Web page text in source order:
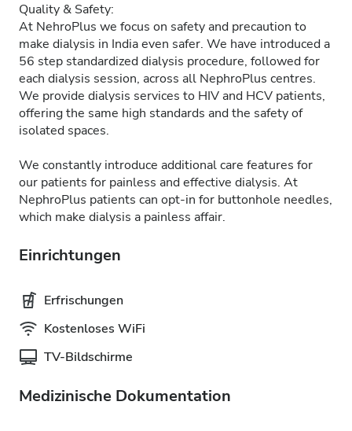
Quality & Safety:
At NehroPlus we focus on safety and precaution to
make dialysis in India even safer. We have introduced a
56 step standardized dialysis procedure, followed for
each dialysis session, across all NephroPlus centres.
We provide dialysis services to HIV and HCV patients,
offering the same high standards and the safety of
isolated spaces.
We constantly introduce additional care features for
our patients for painless and effective dialysis. At
NephroPlus patients can opt-in for buttonhole needles,
which make dialysis a painless affair.
Einrichtungen
Erfrischungen
Kostenloses WiFi
TV-Bildschirme
Medizinische Dokumentation